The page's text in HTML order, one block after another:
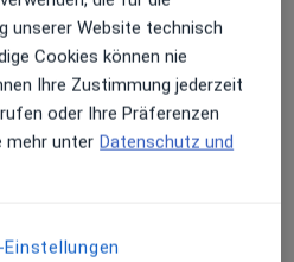
Besuche)
unserer Website technisch
Cookies können nie
Ihre Zustimmung jederzeit
oder Ihre Präferenzen
mehr unter Datenschutz und